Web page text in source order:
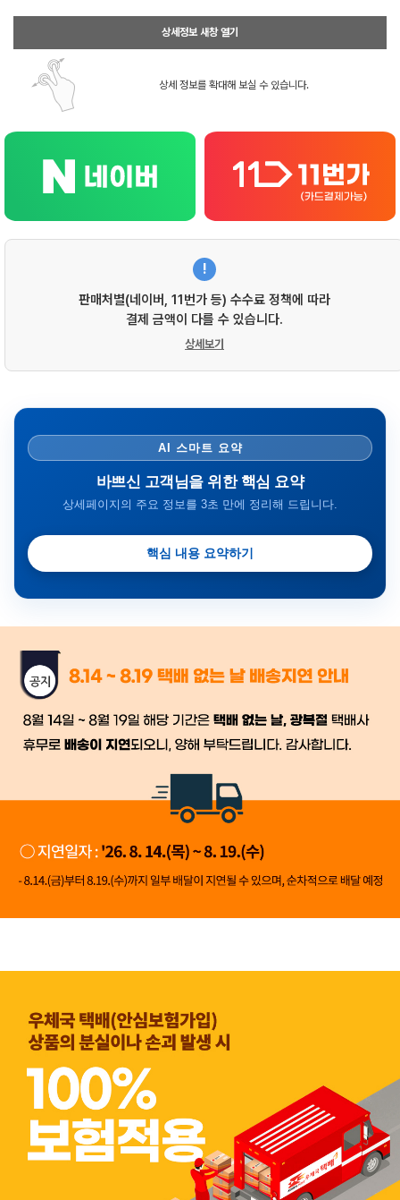
상세정보 새창 열기
상세 정보를 확대해 보실 수 있습니다.
!
판매처별(네이버, 11번가 등) 수수료 정책에 따라
결제 금액이 다를 수 있습니다.
상세보기
AI 스마트 요약
바쁘신 고객님을 위한 핵심 요약
상세페이지의 주요 정보를 3초 만에 정리해 드립니다.
핵심 내용 요약하기
금일 시세가 적용
배송
시작 후 환불이 불가